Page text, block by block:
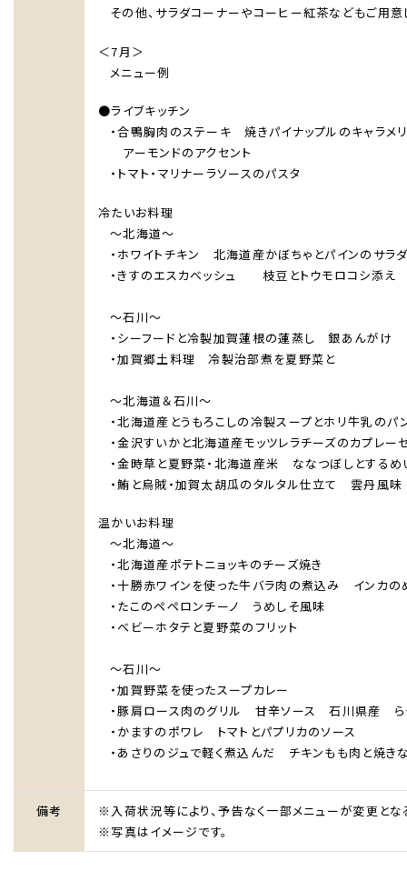
ホテルのコンセプト
宿泊
ウエディング
宴会・会議・パーティー
お問い合わせ
One Harmony
その他、サラダコーナーやコーヒー紅茶などもご用
＜7月＞
メニュー例
●ライブキッチン
・合鴨胸肉のステーキ 焼きパイナップルのキャラ
アーモンドのアクセント
・トマト・マリナーラソースのパスタ
冷たいお料理
～北海道～
・ホワイトチキン 北海道産かぼちゃとパインのサラ
・きすのエスカベッシュ 枝豆とトウモロコシ添え
～石川～
・シーフードと冷製加賀蓮根の蓮蒸し 銀あんがけ
・加賀郷土料理 冷製治部煮を夏野菜と
～北海道＆石川～
・北海道産とうもろこしの冷製スープとホリ牛乳のパ
・金沢すいかと北海道産モッツレラチーズのカプレー
・金時草と夏野菜・北海道産米 ななつぼしとする
・鮪と烏賊・加賀太胡瓜のタルタル仕立て 雲丹風
温かいお料理
～北海道～
・北海道産ポテトニョッキのチーズ焼き
・十勝赤ワインを使った牛バラ肉の煮込み インカの
・たこのペペロンチーノ うめしそ風味
・ベビーホタテと夏野菜のフリット
～石川～
・加賀野菜を使ったスープカレー
・豚肩ロース肉のグリル 甘辛ソース 石川県産 ら
・かますのポワレ トマトとパプリカのソース
・あさりのジュで軽く煮込んだ チキンもも肉と焼き
備考
※入荷状況等により、予告なく一部メニューが変更とな
※写真はイメージです。